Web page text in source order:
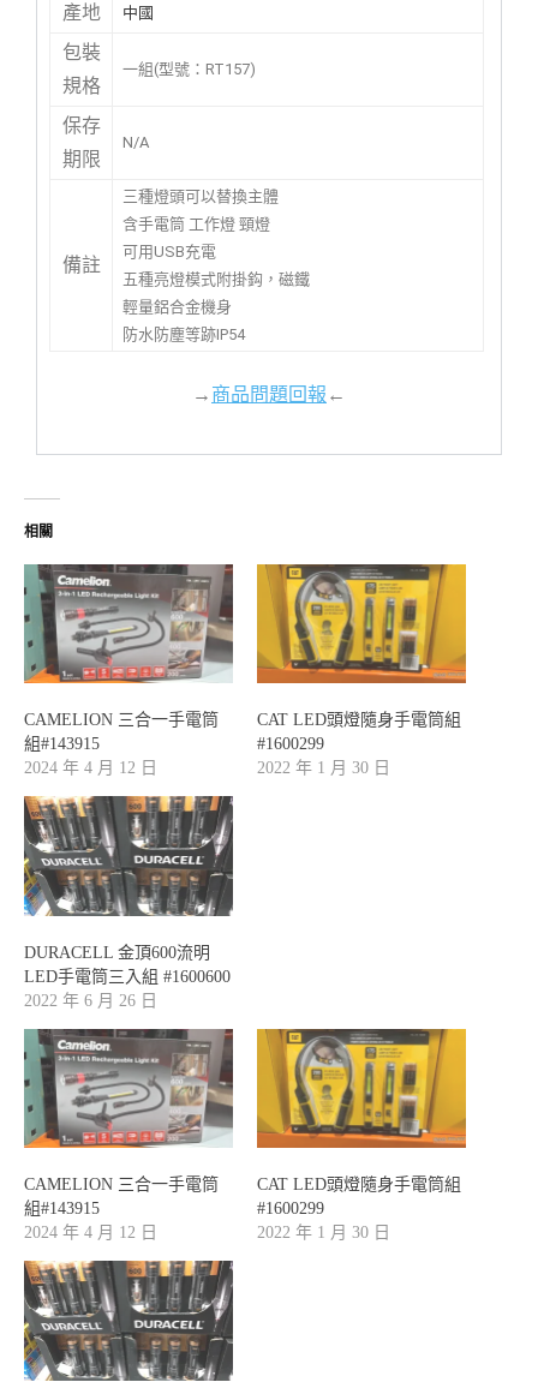
產地 中國
包裝
規格
一組(型號：RT157)
保存
期限
N/A
備註
三種燈頭可以替換主體
含手電筒 工作燈 頸燈
可用USB充電
五種亮燈模式附掛鈎，磁鐵
輕量鋁合金機身
防水防塵等跡IP54
→商品問題回報←
相關
CAMELION 三合一手電筒
組#143915
2024 年 4 月 12 日
CAT LED頭燈隨身手電筒組
#1600299
2022 年 1 月 30 日
DURACELL 金頂600流明
LED手電筒三入組 #1600600
2022 年 6 月 26 日
CAMELION 三合一手電筒
組#143915
2024 年 4 月 12 日
CAT LED頭燈隨身手電筒組
#1600299
2022 年 1 月 30 日